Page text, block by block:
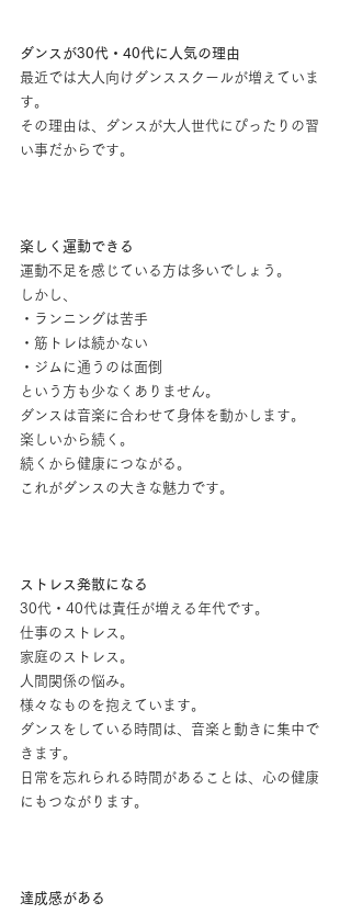
ダンスが30代・40代に人気の理由
最近では大人向けダンススクールが増えていま
す。
その理由は、ダンスが大人世代にぴったりの習
い事だからです。
楽しく運動できる
運動不足を感じている方は多いでしょう。
しかし、
・ランニングは苦手
・筋トレは続かない
・ジムに通うのは面倒
という方も少なくありません。
ダンスは音楽に合わせて身体を動かします。
楽しいから続く。
続くから健康につながる。
これがダンスの大きな魅力です。
ストレス発散になる
30代・40代は責任が増える年代です。
仕事のストレス。
家庭のストレス。
人間関係の悩み。
様々なものを抱えています。
ダンスをしている時間は、音楽と動きに集中で
きます。
日常を忘れられる時間があることは、心の健康
にもつながります。
達成感がある